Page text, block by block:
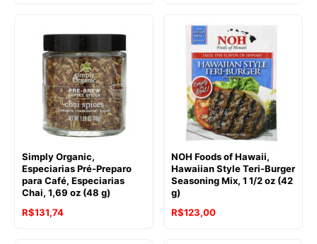
Simply Organic,
Especiarias Pré-Preparo
para Café, Especiarias
Chai, 1,69 oz (48 g)
R$131,74
NOH Foods of Hawaii,
Hawaiian Style Teri-Burger
Seasoning Mix, 1 1/2 oz (42
g)
R$123,00